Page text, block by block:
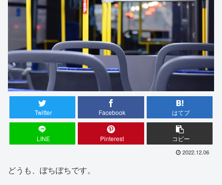
Twitter Facebook はてブ
LINE Pinterest コピー
2022.12.06
どうも、ぼちぼちです。